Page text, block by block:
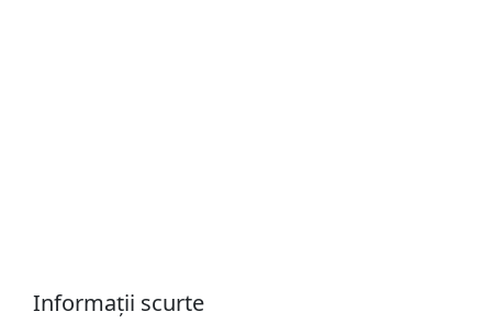
Informații scurte